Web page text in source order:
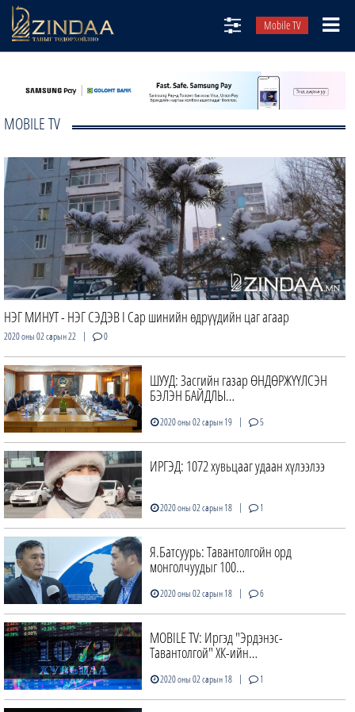
Mobile TV
ТВ8
ӨГЛӨӨНИЙ СОНИН
АУДИО ЗОХИОЛ
ЗИНДАА СЭТГҮҮЛ
MOBILE TV
НЭГ МИНУТ - НЭГ СЭДЭВ I Сар шинийн өдрүүдийн цаг агаар
2020 оны 02 сарын 22 | 0
ШУУД: Засгийн газар ӨНДӨРЖҮҮЛСЭН
БЭЛЭН БАЙДЛЫ…
2020 оны 02 сарын 19 | 5
ИРГЭД: 1072 хувьцааг удаан хүлээлээ
2020 оны 02 сарын 18 | 1
Я.Батсуурь: Тавантолгойн орд
монголчуудыг 100…
2020 оны 02 сарын 18 | 6
MOBILE TV: Иргэд "Эрдэнэс-
Тавантолгой" ХК-ийн…
2020 оны 02 сарын 18 | 1